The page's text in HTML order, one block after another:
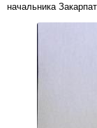
начальника